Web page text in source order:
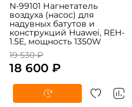
N-99101 Нагнетатель
воздуха (насос) для
надувных батутов и
конструкций Huawei, REH-
1.5E, мощность 1350W
19 530 ₽
18 600 ₽